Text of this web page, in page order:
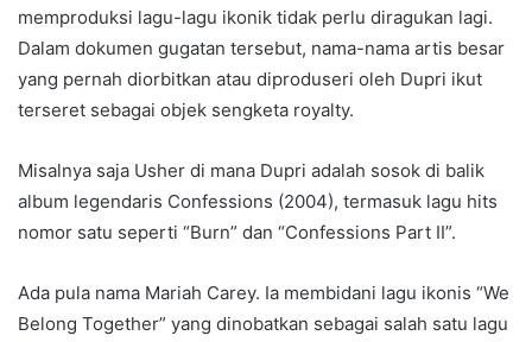
memproduksi lagu-lagu ikonik tidak perlu diragukan lagi.
Dalam dokumen gugatan tersebut, nama-nama artis besar
yang pernah diorbitkan atau diproduseri oleh Dupri ikut
terseret sebagai objek sengketa royalty.
Misalnya saja Usher di mana Dupri adalah sosok di balik
album legendaris Confessions (2004), termasuk lagu hits
nomor satu seperti “Burn” dan “Confessions Part II”.
Ada pula nama Mariah Carey. Ia membidani lagu ikonis “We
Belong Together” yang dinobatkan sebagai salah satu lagu